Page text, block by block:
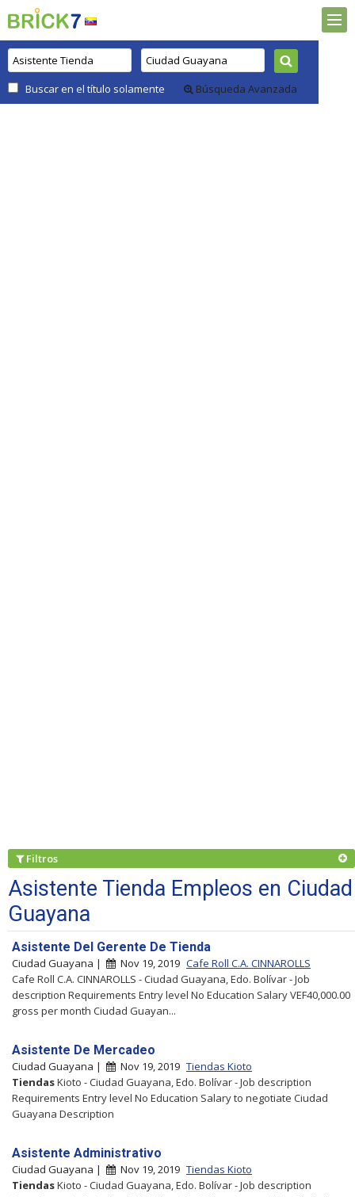
Buscar en el título solamente Búsqueda Avanzada
Filtros
Asistente Tienda Empleos en Ciudad
Guayana
Asistente Del Gerente De Tienda
Ciudad Guayana | Nov 19, 2019 Cafe Roll C.A. CINNAROLLS
Cafe Roll C.A. CINNAROLLS - Ciudad Guayana, Edo. Bolívar - Job
description Requirements Entry level No Education Salary VEF40,000.00
gross per month Ciudad Guayan...
Asistente De Mercadeo
Ciudad Guayana | Nov 19, 2019 Tiendas Kioto
TiendasKioto - Ciudad Guayana, Edo. Bolívar - Job description
Requirements Entry level No Education Salary to negotiate Ciudad
Guayana Description
Asistente Administrativo
Ciudad Guayana | Nov 19, 2019 Tiendas Kioto
TiendasKioto - Ciudad Guayana, Edo. Bolívar - Job description